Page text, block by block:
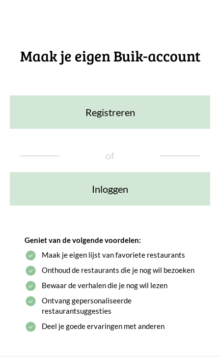
Maak je eigen Buik-account
Registreren
of
Inloggen
Geniet van de volgende voordelen:
Maak je eigen lijst van favoriete restaurants
Onthoud de restaurants die je nog wil bezoeken
Bewaar de verhalen die je nog wil lezen
Ontvang gepersonaliseerde
restaurantsuggesties
Deel je goede ervaringen met anderen